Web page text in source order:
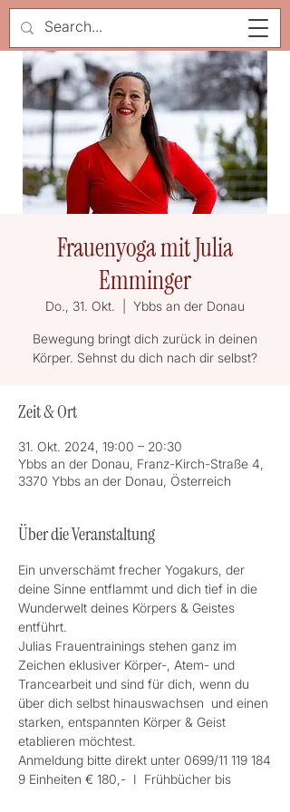
Frauenyoga mit Julia
Emminger
Do., 31. Okt. Ybbs an der Donau
Bewegung bringt dich zurück in deinen
Körper. Sehnst du dich nach dir selbst?
Zeit & Ort
31. Okt. 2024, 19:00 – 20:30
Ybbs an der Donau, Franz-Kirch-Straße 4,
3370 Ybbs an der Donau, Österreich
Über die Veranstaltung
Ein unverschämt frecher Yogakurs, der
deine Sinne entflammt und dich tief in die
Wunderwelt deines Körpers & Geistes
entführt.
Julias Frauentrainings stehen ganz im
Zeichen eklusiver Körper-, Atem- und
Trancearbeit und sind für dich, wenn du
über dich selbst hinauswachsen  und einen
starken, entspannten Körper & Geist
etablieren möchtest.
Anmeldung bitte direkt unter 0699/11 119 184
9 Einheiten € 180,-  I  Frühbücher bis